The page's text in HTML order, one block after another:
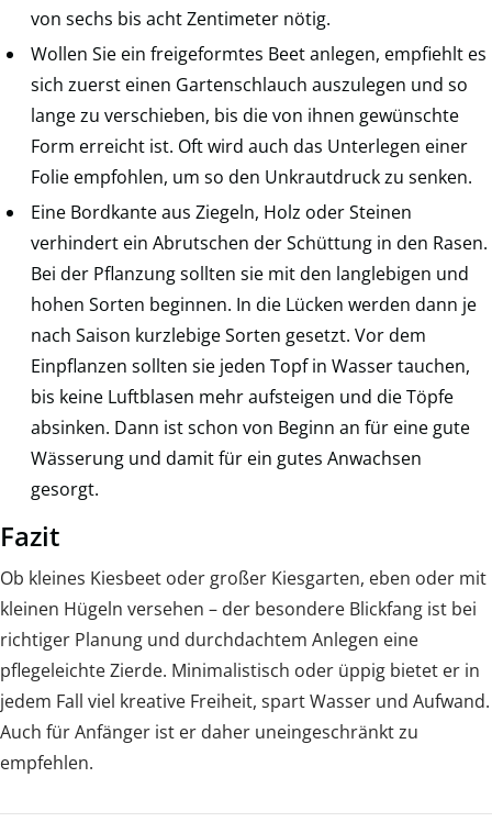
von sechs bis acht Zentimeter nötig.
Wollen Sie ein freigeformtes Beet anlegen, empfiehlt es
sich zuerst einen Gartenschlauch auszulegen und so
lange zu verschieben, bis die von ihnen gewünschte
Form erreicht ist. Oft wird auch das Unterlegen einer
Folie empfohlen, um so den Unkrautdruck zu senken.
Eine Bordkante aus Ziegeln, Holz oder Steinen
verhindert ein Abrutschen der Schüttung in den Rasen.
Bei der Pflanzung sollten sie mit den langlebigen und
hohen Sorten beginnen. In die Lücken werden dann je
nach Saison kurzlebige Sorten gesetzt. Vor dem
Einpflanzen sollten sie jeden Topf in Wasser tauchen,
bis keine Luftblasen mehr aufsteigen und die Töpfe
absinken. Dann ist schon von Beginn an für eine gute
Wässerung und damit für ein gutes Anwachsen
gesorgt.
Fazit
Ob kleines Kiesbeet oder großer Kiesgarten, eben oder mit
kleinen Hügeln versehen – der besondere Blickfang ist bei
richtiger Planung und durchdachtem Anlegen eine
pflegeleichte Zierde. Minimalistisch oder üppig bietet er in
jedem Fall viel kreative Freiheit, spart Wasser und Aufwand.
Auch für Anfänger ist er daher uneingeschränkt zu
empfehlen.